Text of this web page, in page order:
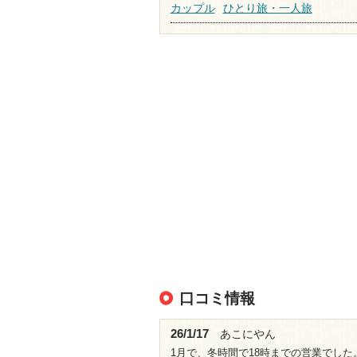
カップル ひとり旅・一人旅
口コミ情報
26/1/17 あこにやん
1月で、冬時間で18時までの営業でした